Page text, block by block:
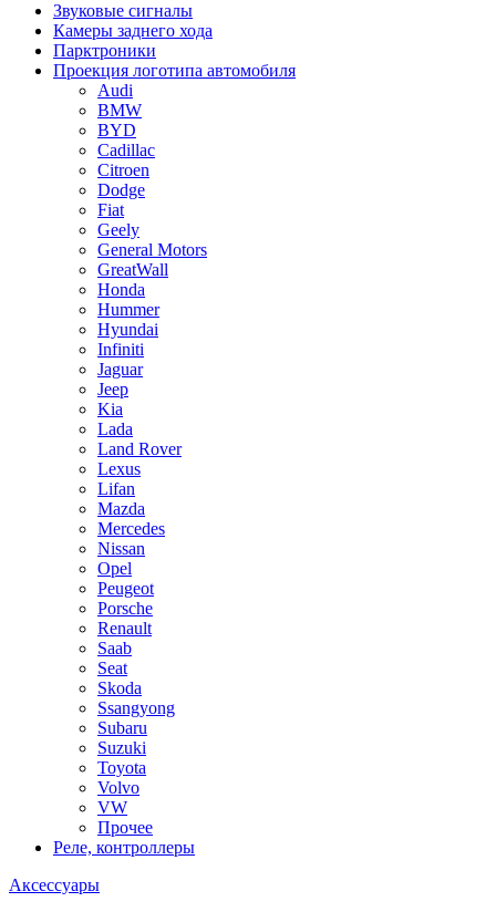
Звуковые сигналы
Камеры заднего хода
Парктроники
Проекция логотипа автомобиля
Audi
BMW
BYD
Cadillac
Citroen
Dodge
Fiat
Geely
General Motors
GreatWall
Honda
Hummer
Hyundai
Infiniti
Jaguar
Jeep
Kia
Lada
Land Rover
Lexus
Lifan
Mazda
Mercedes
Nissan
Opel
Peugeot
Porsche
Renault
Saab
Seat
Skoda
Ssangyong
Subaru
Suzuki
Toyota
Volvo
VW
Прочее
Реле, контроллеры
Аксессуары